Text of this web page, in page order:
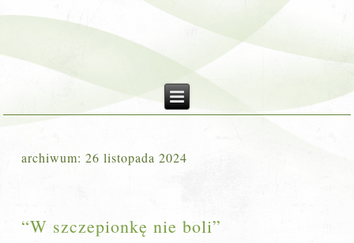
archiwum:26 listopada 2024
“W szczepionkę nie boli”